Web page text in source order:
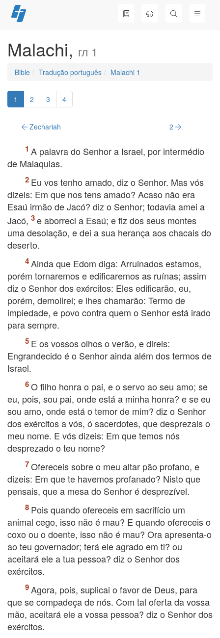
Skip
to
Malachi, гл 1
Bible Tradução português Malachi 1
1 2 3 4
Zechariah 2
A palavra do Senhor a Israel, por intermédio
de Malaquias.
Eu vos tenho amado, diz o Senhor. Mas vós
dizeis: Em que nos tens amado? Acaso não era
Esaú irmão de Jacó? diz o Senhor; todavia amei a
Jacó,
e aborreci a Esaú; e fiz dos seus montes
uma desolação, e dei a sua herança aos chacais do
deserto.
Ainda que Edom diga: Arruinados estamos,
porém tornaremos e edificaremos as ruínas; assim
diz o Senhor dos exércitos: Eles edificarão, eu,
porém, demolirei; e lhes chamarão: Termo de
impiedade, e povo contra quem o Senhor está irado
para sempre.
E os vossos olhos o verão, e direis:
Engrandecido é o Senhor ainda além dos termos de
Israel.
O filho honra o pai, e o servo ao seu amo; se
eu, pois, sou pai, onde está a minha honra? e se eu
sou amo, onde está o temor de mim? diz o Senhor
dos exércitos a vós, ó sacerdotes, que desprezais o
meu nome. E vós dizeis: Em que temos nós
desprezado o teu nome?
Ofereceis sobre o meu altar pão profano, e
dizeis: Em que te havemos profanado? Nisto que
pensais, que a mesa do Senhor é desprezível.
Pois quando ofereceis em sacrifício um
animal cego, isso não é mau? E quando ofereceis o
coxo ou o doente, isso não é mau? Ora apresenta-o
ao teu governador; terá ele agrado em ti? ou
aceitará ele a tua pessoa? diz o Senhor dos
exércitos.
Agora, pois, suplicai o favor de Deus, para
que se compadeça de nós. Com tal oferta da vossa
mão, aceitará ele a vossa pessoa? diz o Senhor dos
exércitos.